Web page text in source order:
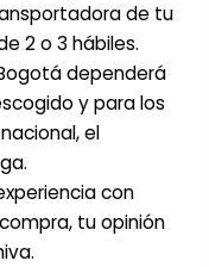
de tu
2 o 3 hábiles.
dependerá
y para los
el
con
tu opinión